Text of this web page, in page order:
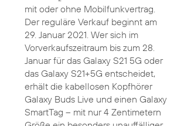
mit oder ohne Mobilfunkvertrag.
Der reguläre Verkauf beginnt am
29. Januar 2021. Wer sich im
Vorverkaufszeitraum bis zum 28.
Januar für das Galaxy S21 5G oder
das Galaxy S21+5G entscheidet,
erhält die kabellosen Kopfhörer
Galaxy Buds Live und einen Galaxy
SmartTag – mit nur 4 Zentimetern